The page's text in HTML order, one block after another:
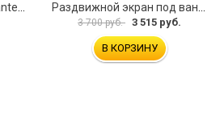
3 700 руб. 3 515 руб.
В КОРЗИНУ